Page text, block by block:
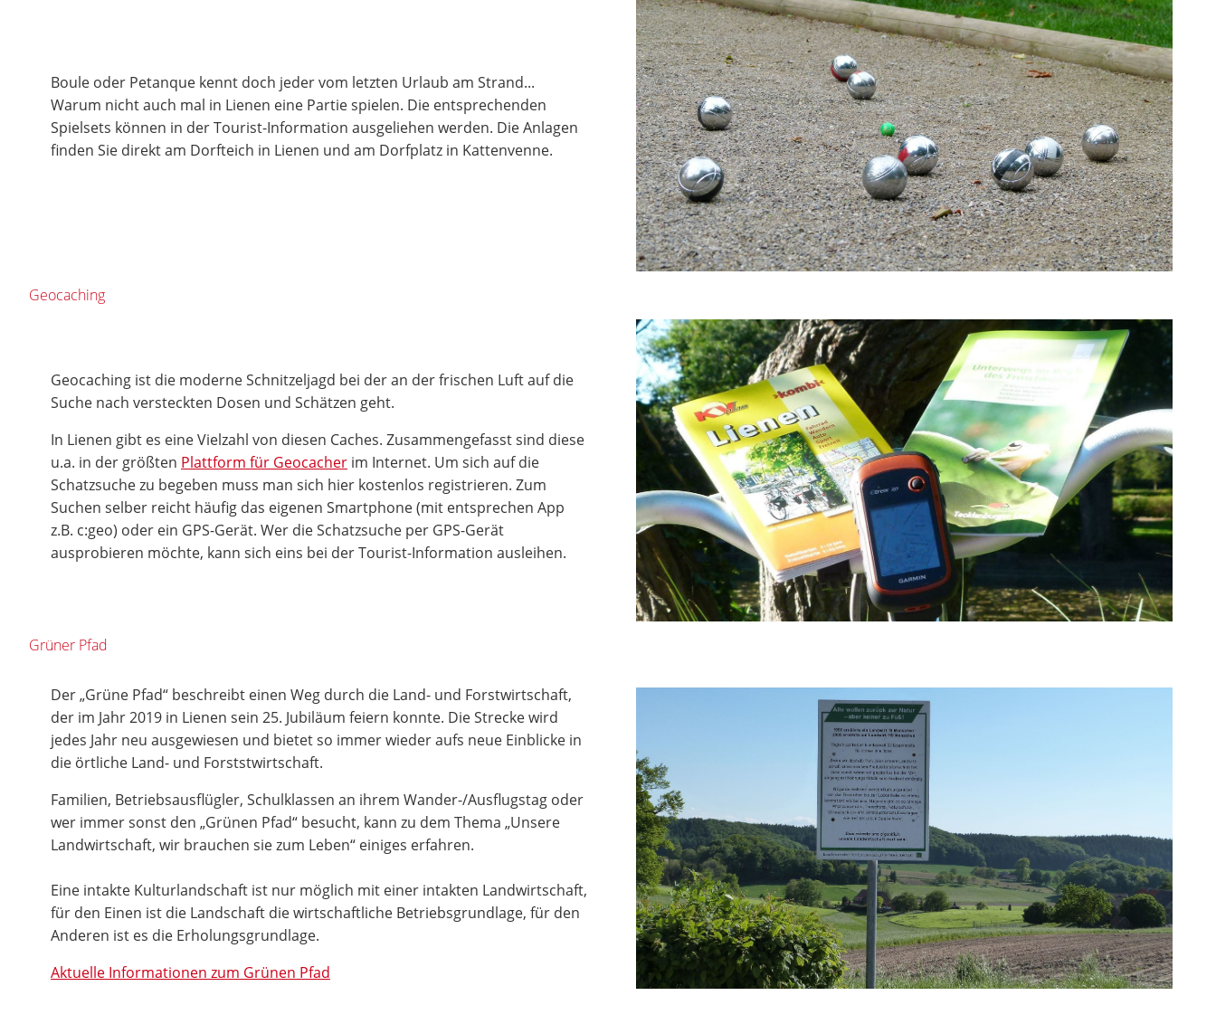
Boule oder Petanque kennt doch jeder vom letzten Urlaub am Strand...
Warum nicht auch mal in Lienen eine Partie spielen. Die entsprechenden
Spielsets können in der Tourist-Information ausgeliehen werden. Die Anlagen
finden Sie direkt am Dorfteich in Lienen und am Dorfplatz in Kattenvenne.
Geocaching
Geocaching ist die moderne Schnitzeljagd bei der an der frischen Luft auf die
Suche nach versteckten Dosen und Schätzen geht.
In Lienen gibt es eine Vielzahl von diesen Caches. Zusammengefasst sind diese
u.a. in der größten Plattform für Geocacher im Internet. Um sich auf die
Schatzsuche zu begeben muss man sich hier kostenlos registrieren. Zum
Suchen selber reicht häufig das eigenen Smartphone (mit entsprechen App
z.B. c:geo) oder ein GPS-Gerät. Wer die Schatzsuche per GPS-Gerät
ausprobieren möchte, kann sich eins bei der Tourist-Information ausleihen.
Grüner Pfad
Der „Grüne Pfad“ beschreibt einen Weg durch die Land- und Forstwirtschaft,
der im Jahr 2019 in Lienen sein 25. Jubiläum feiern konnte. Die Strecke wird
jedes Jahr neu ausgewiesen und bietet so immer wieder aufs neue Einblicke in
die örtliche Land- und Forststwirtschaft.
Familien, Betriebsausflügler, Schulklassen an ihrem Wander-/Ausflugstag oder
wer immer sonst den „Grünen Pfad“ besucht, kann zu dem Thema „Unsere
Landwirtschaft, wir brauchen sie zum Leben“ einiges erfahren.
Eine intakte Kulturlandschaft ist nur möglich mit einer intakten Landwirtschaft,
für den Einen ist die Landschaft die wirtschaftliche Betriebsgrundlage, für den
Anderen ist es die Erholungsgrundlage.
Aktuelle Informationen zum Grünen Pfad